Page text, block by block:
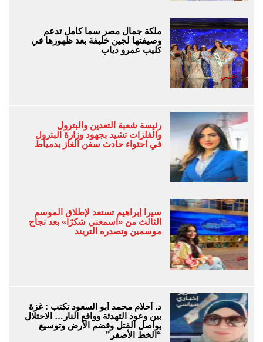
ملكة جمال مصر سما كامل تدعم
وصيفتها لجين خليفة بعد ظهورها في
كليب عمرو دياب
رئيسة شعبة التعدين والبترول
والفلزات تشيد بجهود وزارة البترول
في احتواء حادث سفن الغاز بدمياط
سيرا إبراهيم تستعد لإطلاق الموسم
الثالث من «اسمعني شكرًا» بعد نجاح
موسمين وتصدره التريند
د. أحلام محمد أبو السعود تكتب : غزة
بين وعود التهدئة وواقع النار… الاحتلال
يواصل القتل وقضم الأرض وتوسيع
“الخط الأصفر”